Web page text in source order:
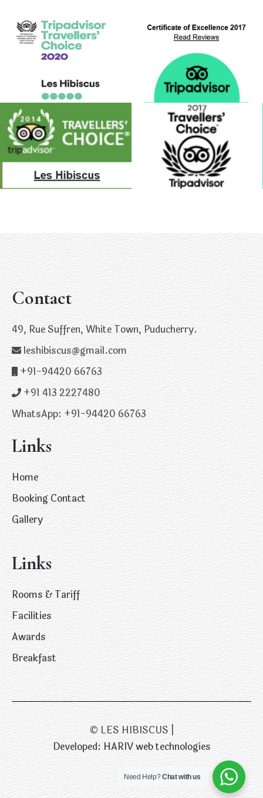
Contact
49, Rue Suffren, White Town, Puducherry.
leshibiscus@gmail.com
+91-94420 66763
+91 413 2227480
WhatsApp: +91-94420 66763
Links
Home
Booking Contact
Gallery
Links
Rooms & Tariff
Facilities
Awards
Breakfast
© LES HIBISCUS |
Developed: HARIV web technologies
Need Help?Chat with us